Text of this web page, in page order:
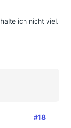
ich nicht viel.
#18